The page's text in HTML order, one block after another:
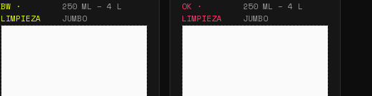
BW ·
LIMPIEZA
250 ML – 4 L
JUMBO
OK ·
LIMPIEZA
250 ML – 4 L
JUMBO